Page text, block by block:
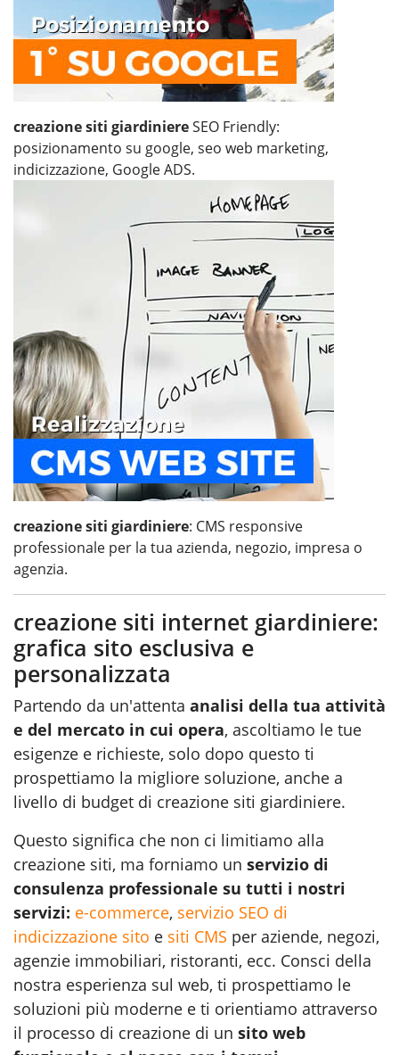
creazione siti giardiniereSEO Friendly:
posizionamento su google, seo web marketing,
indicizzazione, Google ADS.
creazione siti giardiniere: CMS responsive
professionale per la tua azienda, negozio, impresa o
agenzia.
creazione siti internet giardiniere:
grafica sito esclusiva e
personalizzata
Partendo da un'attenta analisi della tua attività
e del mercato in cui opera, ascoltiamo le tue
esigenze e richieste, solo dopo questo ti
prospettiamo la migliore soluzione, anche a
livello di budget di creazione siti giardiniere.
Questo significa che non ci limitiamo alla
creazione siti, ma forniamo un servizio di
consulenza professionale su tutti i nostri
servizi: e-commerce, servizio SEO di
indicizzazione sito e siti CMS per aziende, negozi,
agenzie immobiliari, ristoranti, ecc. Consci della
nostra esperienza sul web, ti prospettiamo le
soluzioni più moderne e ti orientiamo attraverso
il processo di creazione di un sito web